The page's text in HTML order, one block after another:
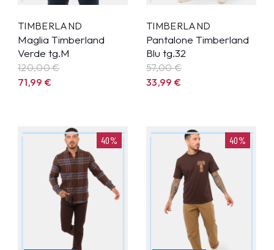
TIMBERLAND
Maglia Timberland
Verde tg.M
120,00 €
71,99€
TIMBERLAND
Pantalone Timberland
Blu tg.32
57,00 €
33,99€
40% 40%